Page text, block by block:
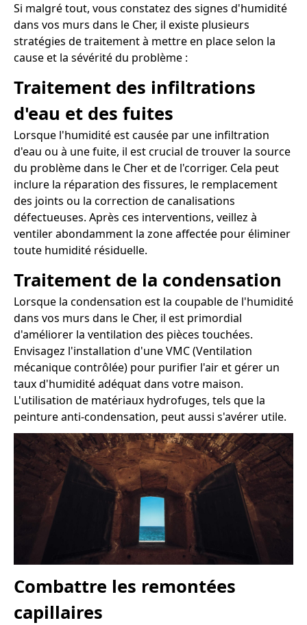
Si malgré tout, vous constatez des signes d'humidité
dans vos murs dans le Cher, il existe plusieurs
stratégies de traitement à mettre en place selon la
cause et la sévérité du problème :
Traitement des infiltrations
d'eau et des fuites
Lorsque l'humidité est causée par une infiltration
d'eau ou à une fuite, il est crucial de trouver la source
du problème dans le Cher et de l'corriger. Cela peut
inclure la réparation des fissures, le remplacement
des joints ou la correction de canalisations
défectueuses. Après ces interventions, veillez à
ventiler abondamment la zone affectée pour éliminer
toute humidité résiduelle.
Traitement de la condensation
Lorsque la condensation est la coupable de l'humidité
dans vos murs dans le Cher, il est primordial
d'améliorer la ventilation des pièces touchées.
Envisagez l'installation d'une VMC (Ventilation
mécanique contrôlée) pour purifier l'air et gérer un
taux d'humidité adéquat dans votre maison.
L'utilisation de matériaux hydrofuges, tels que la
peinture anti-condensation, peut aussi s'avérer utile.
Combattre les remontées
capillaires